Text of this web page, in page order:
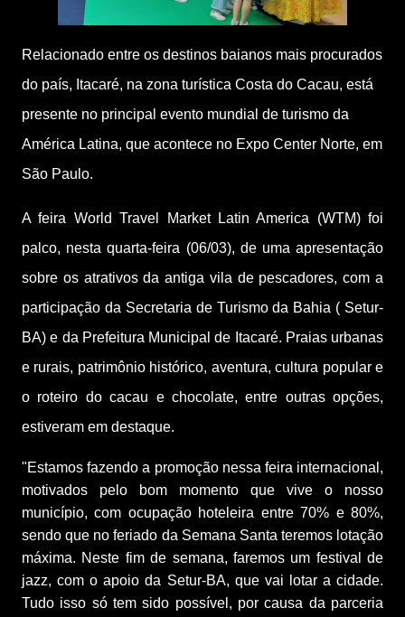
Relacionado entre os destinos baianos mais procurados
do país, Itacaré, na zona turística Costa do Cacau, está
presente no principal evento mundial de turismo da
América Latina, que acontece no Expo Center Norte, em
São Paulo.
A feira World Travel Market Latin America (WTM) foi
palco, nesta quarta-feira (06/03), de uma apresentação
sobre os atrativos da antiga vila de pescadores, com a
participação da Secretaria de Turismo da Bahia ( Setur-
BA) e da Prefeitura Municipal de Itacaré. Praias urbanas
e rurais, patrimônio histórico, aventura, cultura popular e
o roteiro do cacau e chocolate, entre outras opções,
estiveram em destaque.
"Estamos fazendo a promoção nessa feira internacional,
motivados pelo bom momento que vive o nosso
município, com ocupação hoteleira entre 70% e 80%,
sendo que no feriado da Semana Santa teremos lotação
máxima. Neste fim de semana, faremos um festival de
jazz, com o apoio da Setur-BA, que vai lotar a cidade.
Tudo isso só tem sido possível, por causa da parceria